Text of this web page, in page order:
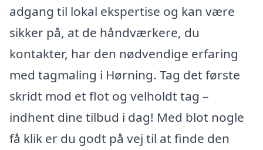
adgang til lokal ekspertise og kan være
sikker på, at de håndværkere, du
kontakter, har den nødvendige erfaring
med tagmaling i Hørning. Tag det første
skridt mod et flot og velholdt tag –
indhent dine tilbud i dag! Med blot nogle
få klik er du godt på vej til at finde den